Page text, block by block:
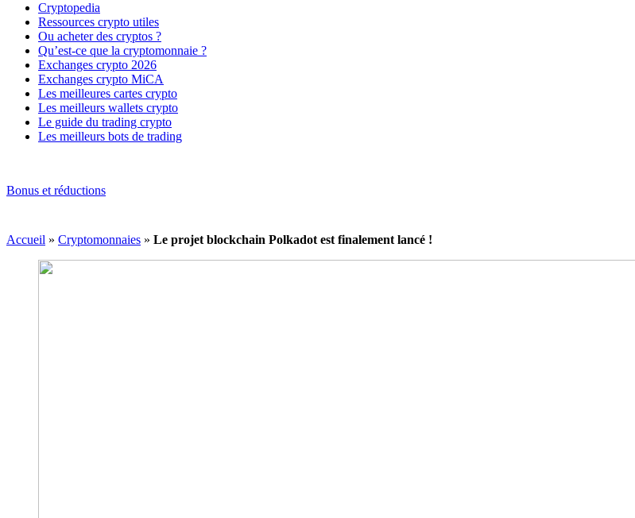
Cryptopedia
Ressources crypto utiles
Ou acheter des cryptos ?
Qu’est-ce que la cryptomonnaie ?
Exchanges crypto 2026
Exchanges crypto MiCA
Les meilleures cartes crypto
Les meilleurs wallets crypto
Le guide du trading crypto
Les meilleurs bots de trading
Bonus et réductions
Accueil » Cryptomonnaies » Le projet blockchain Polkadot est finalement lancé !